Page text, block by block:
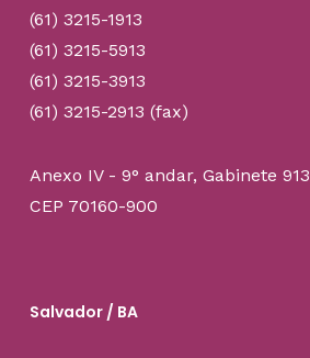
(61) 3215-1913
(61) 3215-5913
(61) 3215-3913
(61) 3215-2913 (fax)
Anexo IV - 9° andar, Gabinete 913
CEP 70160-900
Salvador / BA